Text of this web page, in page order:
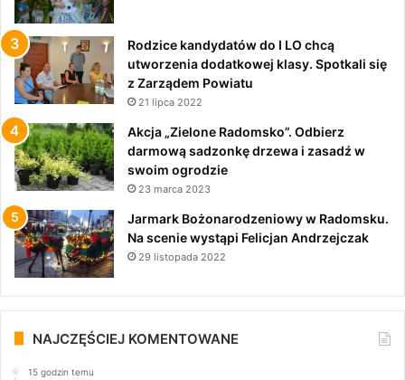
Rodzice kandydatów do I LO chcą
utworzenia dodatkowej klasy. Spotkali się
z Zarządem Powiatu
21 lipca 2022
Akcja „Zielone Radomsko”. Odbierz
darmową sadzonkę drzewa i zasadź w
swoim ogrodzie
23 marca 2023
Jarmark Bożonarodzeniowy w Radomsku.
Na scenie wystąpi Felicjan Andrzejczak
29 listopada 2022
NAJCZĘŚCIEJ KOMENTOWANE
15 godzin temu